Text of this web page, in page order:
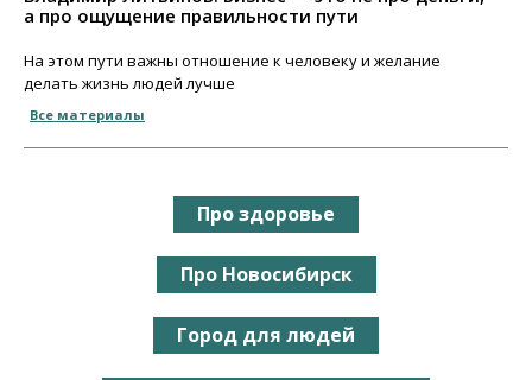
а про ощущение правильности пути
На этом пути важны отношение к человеку и желание
делать жизнь людей лучше
Все материалы
Про здоровье
Про Новосибирск
Город для людей